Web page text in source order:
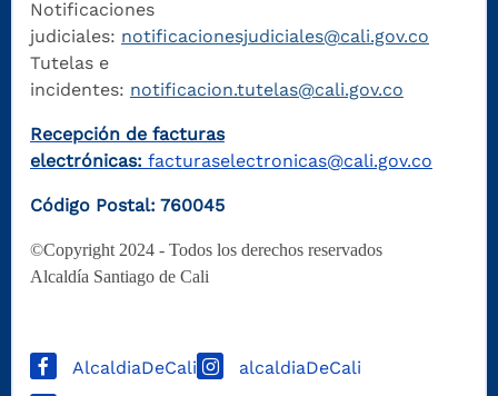
Notificaciones
judiciales: notificacionesjudiciales@cali.gov.co
Tutelas e
incidentes: notificacion.tutelas@cali.gov.co
Recepción de facturas
electrónicas: facturaselectronicas@cali.gov.co
Código Postal: 760045
©Copyright 2024 - Todos los derechos reservados
Alcaldía Santiago de Cali
AlcaldiaDeCali alcaldiaDeCali